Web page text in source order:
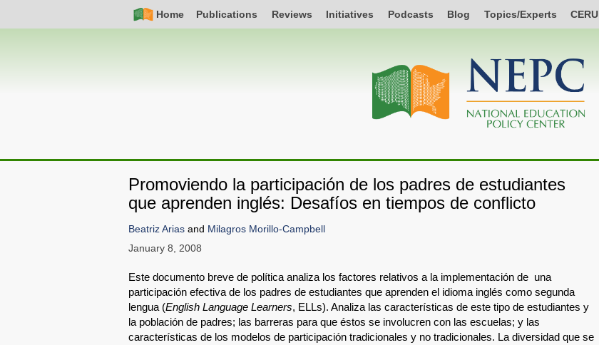
Nav
Home Publications Reviews Initiatives Podcasts Blog Topics/Experts CERU
navigation
Promoviendo la participación de los padres de estudiantes
que aprenden inglés: Desafíos en tiempos de conflicto
Beatriz Arias and Milagros Morillo-Campbell
January 8, 2008
Este documento breve de política analiza los factores relativos a la implementación de una
participación efectiva de los padres de estudiantes que aprenden el idioma inglés como segunda
lengua (English Language Learners, ELLs). Analiza las características de este tipo de estudiantes y
la población de padres; las barreras para que éstos se involucren con las escuelas; y las
características de los modelos de participación tradicionales y no tradicionales. La diversidad que se